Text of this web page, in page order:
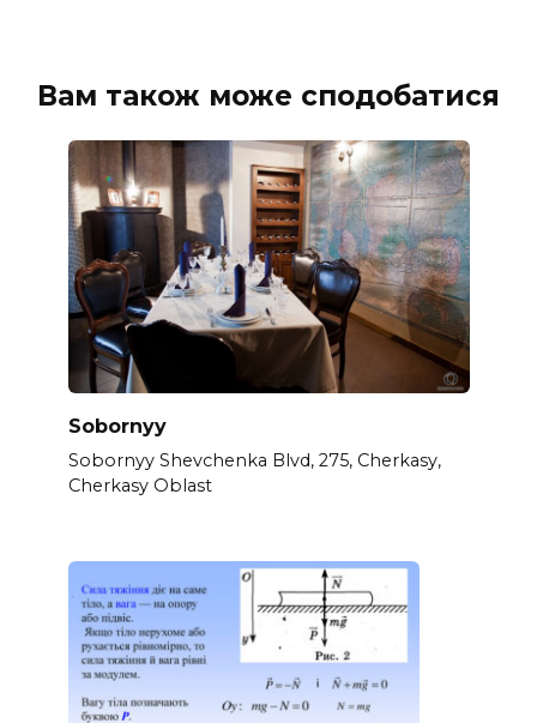
Вам також може сподобатися
Sobornyy
Sobornyy Shevchenka Blvd, 275, Cherkasy,
Cherkasy Oblast